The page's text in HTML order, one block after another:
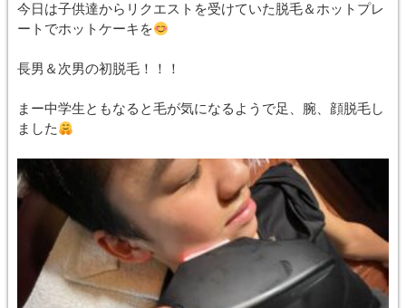
今日は子供達からリクエストを受けていた脱毛＆ホットプレ
ートでホットケーキを
長男＆次男の初脱毛！！！
まー中学生ともなると毛が気になるようで足、腕、顔脱毛し
ました